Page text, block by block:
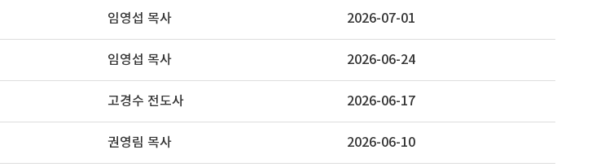
임영섭 목사 2026-07-01
임영섭 목사 2026-06-24
고경수 전도사 2026-06-17
권영림 목사 2026-06-10